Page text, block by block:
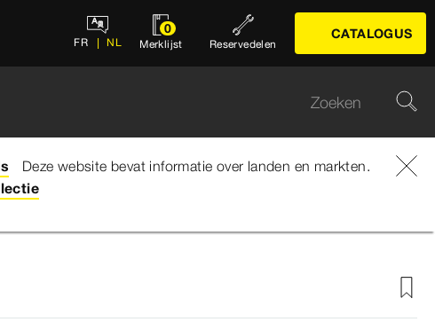
FR NL
0
Merklijst Reservedelen
CATALOGUS
Deze website bevat informatie over landen en markten.